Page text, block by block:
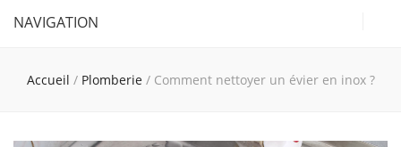
NAVIGATION
Accueil / Plomberie / Comment nettoyer un évier en inox ?